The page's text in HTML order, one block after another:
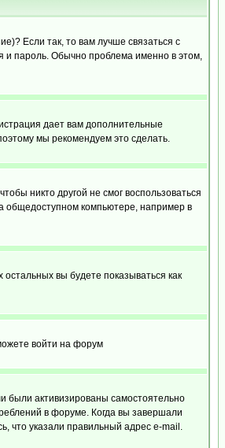
Если так, то вам лучше связаться с
и пароль. Обычно проблема именно в этом,
дает вам дополнительные
мы рекомендуем это сделать.
никто другой не смог воспользоваться
общедоступном компьютере, например в
вы будете показываться как
войти на форум
были активизированы самостоятельно
в форуме. Когда вы завершали
что указали правильный адрес e-mail.